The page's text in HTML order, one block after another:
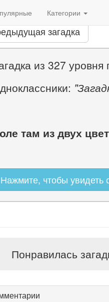
Категории
загадка
из 327 уровня
там из двух
Нажмите, чтобы увидеть
Понравилась